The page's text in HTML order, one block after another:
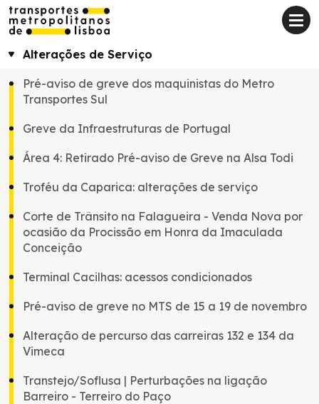
Alterações de Serviço
Pré-aviso de greve dos maquinistas do Metro
Transportes Sul
Greve da Infraestruturas de Portugal
Área 4: Retirado Pré-aviso de Greve na Alsa Todi
Troféu da Caparica: alterações de serviço
Corte de Trânsito na Falagueira - Venda Nova por
ocasião da Procissão em Honra da Imaculada
Conceição
Terminal Cacilhas: acessos condicionados
Pré-aviso de greve no MTS de 15 a 19 de novembro
Alteração de percurso das carreiras 132 e 134 da
Vimeca
Transtejo/Soflusa | Perturbações na ligação
Barreiro - Terreiro do Paço